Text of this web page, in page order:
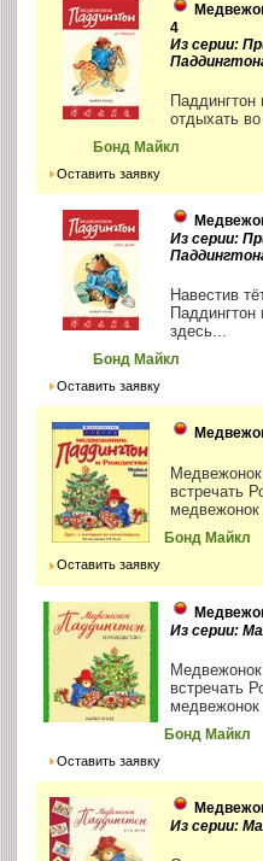
4
Из серии:
отдыхать
Бонд Майкл
Оставить заявку
Из серии:
Навестив
здесь...
Бонд Майкл
Оставить заявку
Медвежонок
встречать
Бонд Майкл
Оставить заявку
Из серии:
Медвежонок
встречать
медвежонок
Бонд Майкл
Оставить заявку
Из серии: